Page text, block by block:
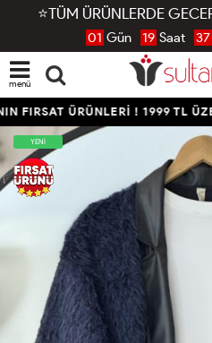
⭐TÜM ÜRÜNLERDE
01 Gün 19 Saat 37
menü
FIRSAT ÜRÜNLERİ ! 1999 TL
YENİ